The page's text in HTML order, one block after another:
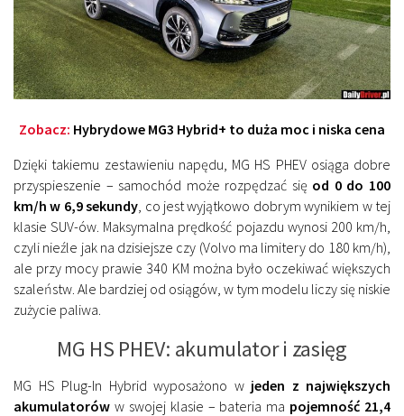
Zobacz: Hybrydowe MG3 Hybrid+ to duża moc i niska cena
Dzięki takiemu zestawieniu napędu, MG HS PHEV osiąga dobre
przyspieszenie – samochód może rozpędzać się od 0 do 100
km/h w 6,9 sekundy , co jest wyjątkowo dobrym wynikiem w tej
klasie SUV-ów. Maksymalna prędkość pojazdu wynosi 200 km/h,
czyli nieźle jak na dzisiejsze czy (Volvo ma limitery do 180 km/h),
ale przy mocy prawie 340 KM można było oczekiwać większych
szaleństw. Ale bardziej od osiągów, w tym modelu liczy się niskie
zużycie paliwa.
MG HS PHEV: akumulator i zasięg
MG HS Plug-In Hybrid wyposażono w jeden z największych
akumulatorów w swojej klasie – bateria ma pojemność 21,4